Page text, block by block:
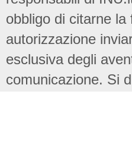
obbligo di citarne la
autorizzazione
esclusiva degli
comunicazione. Si